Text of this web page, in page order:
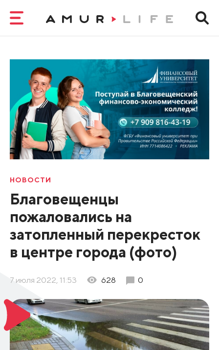
НОВОСТИ
Благовещенцы
пожаловались на
затопленный перекресток
в центре города (фото)
7 июля 2022, 11:53 628 0